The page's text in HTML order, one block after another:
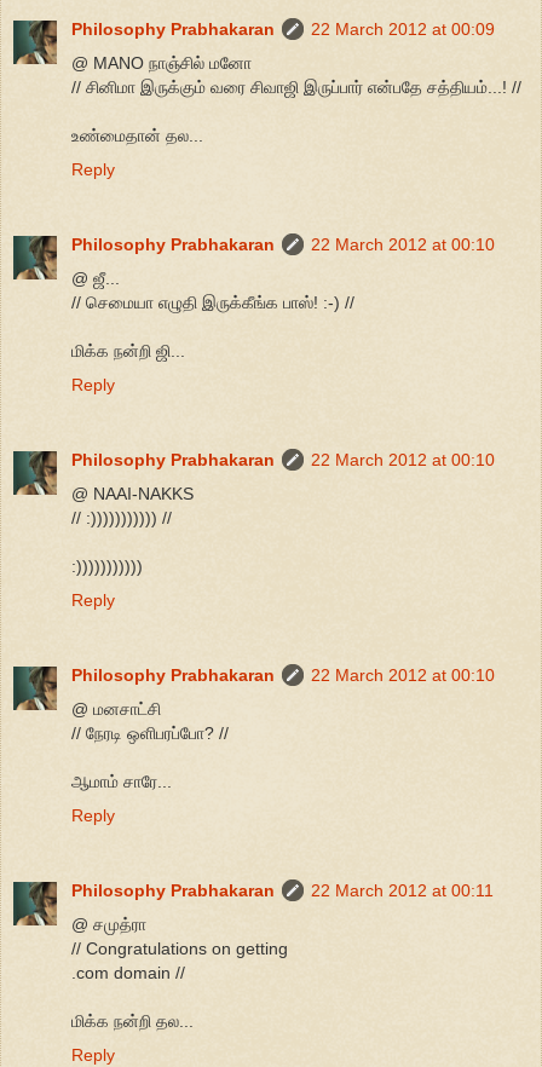
Philosophy Prabhakaran
22 March 2012 at 00:09
@ MANO நாஞ்சில் மனோ
// சினிமா இருக்கும் வரை சிவாஜி இருப்பார் என்பதே சத்தியம்...! //
உண்மைதான் தல...
Reply
Philosophy Prabhakaran
22 March 2012 at 00:10
@ ஜீ...
// செமையா எழுதி இருக்கீங்க பாஸ்! :-) //
மிக்க நன்றி ஜி...
Reply
Philosophy Prabhakaran
22 March 2012 at 00:10
@ NAAI-NAKKS
// :))))))))))) //
:)))))))))))
Reply
Philosophy Prabhakaran
22 March 2012 at 00:10
@ மனசாட்சி
// நேரடி ஒளிபரப்போ? //
ஆமாம் சாரே...
Reply
Philosophy Prabhakaran
22 March 2012 at 00:11
@ சமுத்ரா
// Congratulations on getting
.com domain //
மிக்க நன்றி தல...
Reply